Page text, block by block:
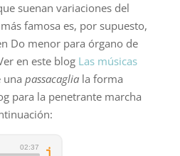
suenan variaciones del
famosa es, por supuesto,
Do menor para órgano de
en este blog Las músicas
una passacagliala forma
para la penetrante marcha